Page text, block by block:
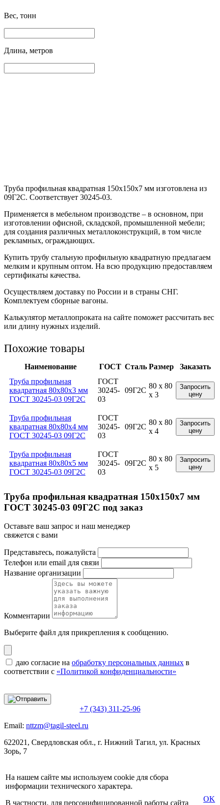
Вес, тонн
Длина, метров
Труба профильная квадратная 150х150х7 мм изготовлена из
09Г2С. Соответствует 30245-03.
Применяется в мебельном производстве – в основном, при
изготовлении офисной, складской, промышленной мебели;
для создания различных металлоконструкций, в том числе
рекламных, ограждающих.
Купить трубу стальную профильную квадратную предлагаем
мелким и крупным оптом. На всю продукцию предоставляем
сертификаты качества.
Осуществляем доставку по России и в страны СНГ.
Комплектуем сборные вагоны.
Калькулятор металлопроката на сайте поможет рассчитать вес
или длину нужных изделий.
Похожие товары
Наименование ГОСТ Сталь Размер
Заказать
Труба профильная
квадратная 80x80x3 мм
ГОСТ 30245-03 09Г2С
ГОСТ
30245-
03
09Г2С
80 x 80
x 3
Запросить
цену
Труба профильная
квадратная 80x80x4 мм
ГОСТ 30245-03 09Г2С
ГОСТ
30245-
03
09Г2С
80 x 80
x 4
Запросить
цену
Труба профильная
квадратная 80x80x5 мм
ГОСТ 30245-03 09Г2С
ГОСТ
30245-
03
09Г2С
80 x 80
x 5
Запросить
цену
Труба профильная квадратная 150x150x7 мм
ГОСТ 30245-03 09Г2С под заказ
Оставьте ваш запрос и наш менеджер
свяжется с вами
Представьтесь, пожалуйста
Телефон или email для связи
Название организации
Комментарии
Выберите файл для прикрепления к сообщению.
даю согласие на обработку персональных данных в
соответствии с «Политикой конфиденциальности»
+7 (343) 311-25-96
Email: nttzm@tagil-steel.ru
622021, Свердловская обл., г. Нижний Тагил, ул. Красных
Зорь, 7
На нашем сайте мы используем cookie для сбора
информации технического характера.
В частности, для персонифицированной работы сайта
OK